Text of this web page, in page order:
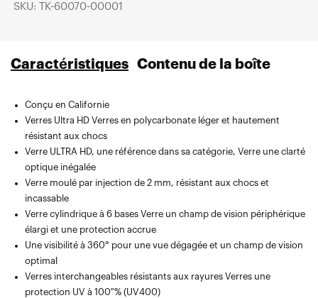
SKU: TK-60070-00001
Caractéristiques Contenu de la boîte
Conçu en Californie
Verres Ultra HD Verres en polycarbonate léger et hautement
résistant aux chocs
Verre ULTRA HD, une référence dans sa catégorie, Verre une clarté
optique inégalée
Verre moulé par injection de 2 mm, résistant aux chocs et
incassable
Verre cylindrique à 6 bases Verre un champ de vision périphérique
élargi et une protection accrue
Une visibilité à 360° pour une vue dégagée et un champ de vision
optimal
Verres interchangeables résistants aux rayures Verres une
protection UV à 100 % (UV400)
Livré avec un étui rigide, un chiffon de nettoyage en microfibre et
des plaquettes nasales de rechange